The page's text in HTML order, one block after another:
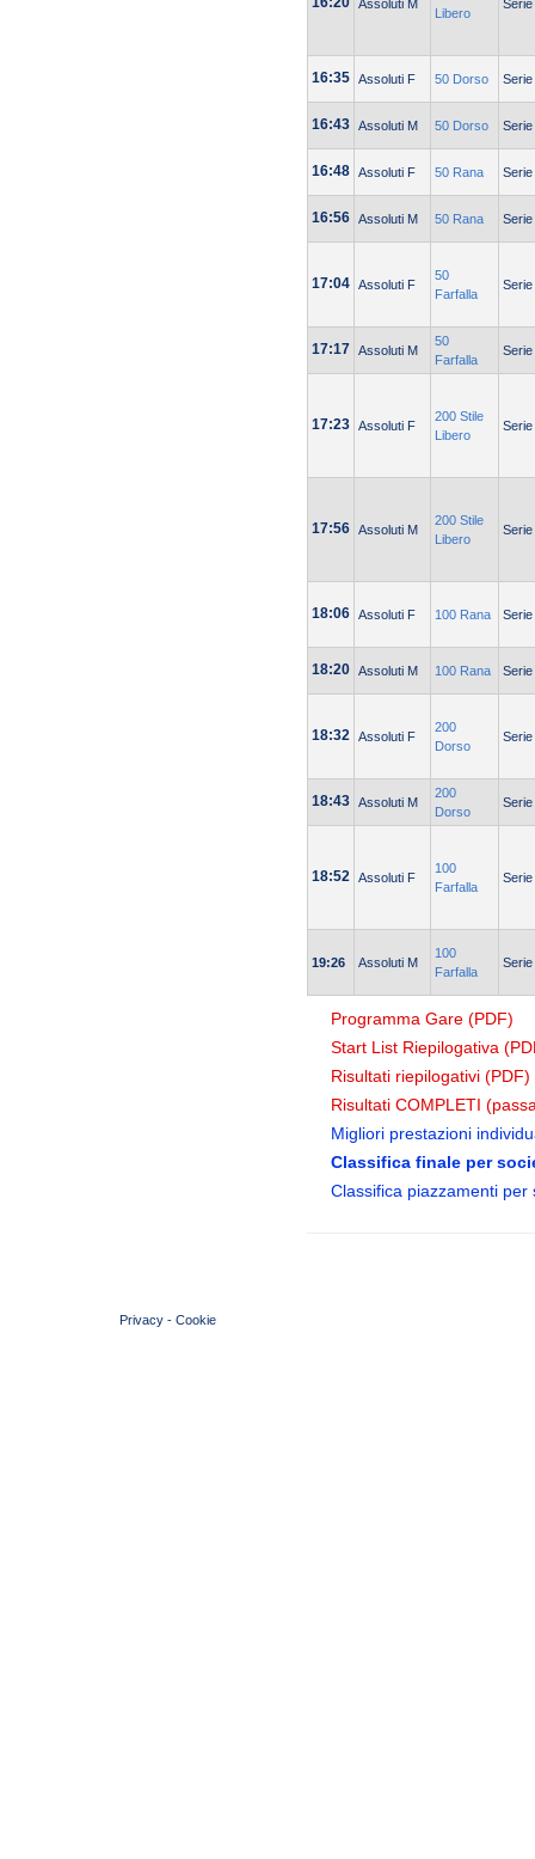
Assoluti M
Libero
Serie
16:35 Assoluti F 50 Dorso Serie
16:43 Assoluti M 50 Dorso Serie
16:48 Assoluti F 50 Rana Serie
16:56 Assoluti M 50 Rana Serie
17:04 Assoluti F
50
Farfalla
Serie
17:17 Assoluti M
50
Farfalla
Serie
17:23 Assoluti F
200 Stile
Libero
Serie
17:56 Assoluti M
200 Stile
Libero
Serie
18:06 Assoluti F 100 Rana Serie
18:20 Assoluti M 100 Rana Serie
18:32 Assoluti F
200
Dorso
Serie
18:43 Assoluti M
200
Dorso
Serie
18:52 Assoluti F
100
Farfalla
Serie
19:26 Assoluti M
100
Farfalla
Serie
Programma Gare (PDF)
Start List Riepilogativa
Risultati riepilogativi (PDF)
Risultati COMPLETI
Migliori prestazioni
Classifica finale per
Classifica piazzamenti per
Privacy - Cookie